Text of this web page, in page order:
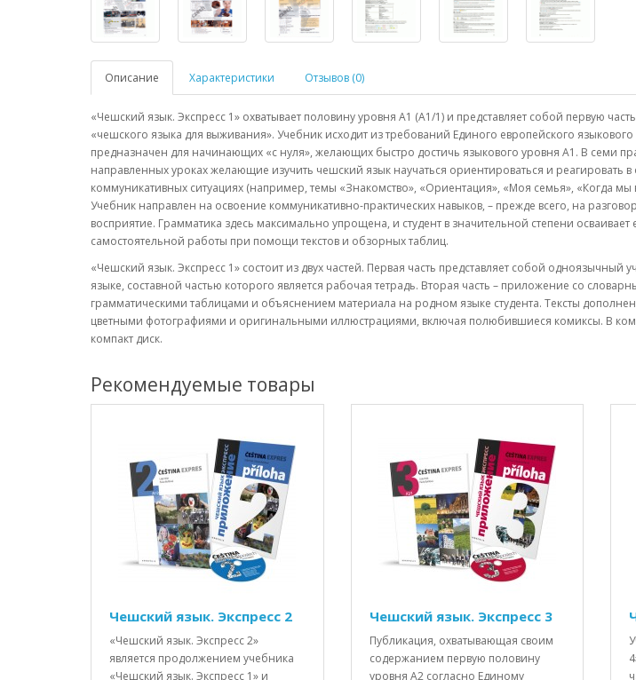
Описание Характеристики Отзывов (0)
«Чешский язык. Экспресс 1» охватывает половину уровня А1 (А1/1) и представляет собой первую
«чешского языка для выживания». Учебник исходит из требований Единого европейского языкового
предназначен для начинающих «с нуля», желающих быстро достичь языкового уровня А1. В семи
направленных уроках желающие изучить чешский язык научаться ориентироваться и реагировать
коммуникативных ситуациях (например, темы «Знакомство», «Ориентация», «Моя семья», «Когда мы
Учебник направлен на освоение коммуникативно-практических навыков, – прежде всего, на
восприятие. Грамматика здесь максимально упрощена, и студент в значительной степени осваивает
самостоятельной работы при помощи текстов и обзорных таблиц.
«Чешский язык. Экспресс 1» состоит из двух частей. Первая часть представляет собой одноязычный
языке, составной частью которого является рабочая тетрадь. Вторая часть – приложение со
грамматическими таблицами и объяснением материала на родном языке студента. Тексты
цветными фотографиями и оригинальными иллюстрациями, включая полюбившиеся комиксы. В
компакт диск.
Рекомендуемые товары
Чешский язык. Экспресс 2
«Чешский язык. Экспресс 2»
является продолжением учебника
«Чешский язык. Экспресс 1» и
Чешский язык. Экспресс 3
Публикация, охватывающая своим
содержанием первую половину
уровня А2 согласно Единому